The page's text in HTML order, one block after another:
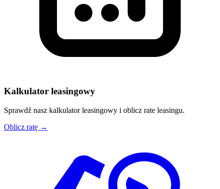
Kalkulator leasingowy
Sprawdź nasz kalkulator leasingowy i oblicz rate leasingu.
Oblicz ratę →